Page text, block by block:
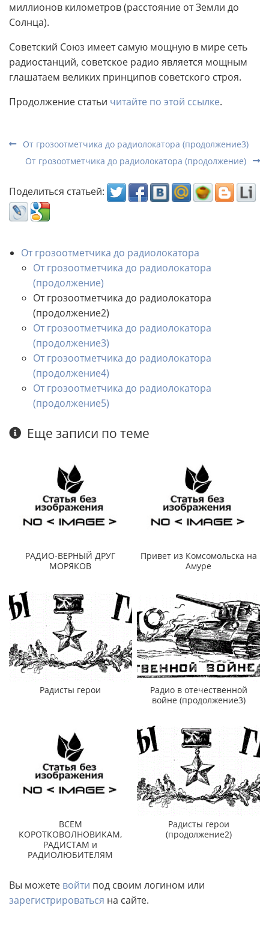
миллионов километров (расстояние от Земли до
Солнца).
Советский Союз имеет самую мощную в мире сеть
радиостанций, советское радио является мощным
глашатаем великих принципов советского строя.
Продолжение статьи читайте по этой ссылке.
От грозоотметчика до радиолокатора (продолжение3)
От грозоотметчика до радиолокатора (продолжение)
Поделиться статьей:
От грозоотметчика до радиолокатора
От грозоотметчика до радиолокатора
(продолжение)
От грозоотметчика до радиолокатора
(продолжение2)
От грозоотметчика до радиолокатора
(продолжение3)
От грозоотметчика до радиолокатора
(продолжение4)
От грозоотметчика до радиолокатора
(продолжение5)
Еще записи по теме
РАДИО-ВЕРНЫЙ ДРУГ
МОРЯКОВ
Привет из Комсомольска на
Амуре
Радисты герои
Радио в отечественной
войне (продолжение3)
ВСЕМ
КОРОТКОВОЛНОВИКАМ,
РАДИСТАМ и
РАДИОЛЮБИТЕЛЯМ
Радисты герои
(продолжение2)
Вы можете войти под своим логином или
зарегистрироваться на сайте.